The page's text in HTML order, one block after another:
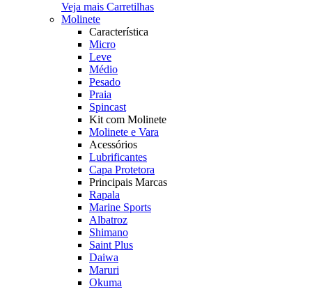
Veja mais Carretilhas
Molinete
Característica
Micro
Leve
Médio
Pesado
Praia
Spincast
Kit com Molinete
Molinete e Vara
Acessórios
Lubrificantes
Capa Protetora
Principais Marcas
Rapala
Marine Sports
Albatroz
Shimano
Saint Plus
Daiwa
Maruri
Okuma